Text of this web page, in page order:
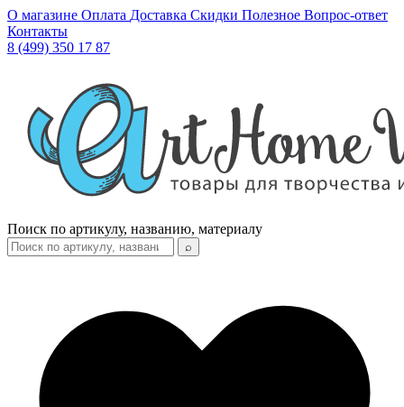
О магазине Оплата Доставка Скидки Полезное Вопрос-ответ
Контакты
8 (499) 350 17 87
Поиск по артикулу, названию, материалу
⌕